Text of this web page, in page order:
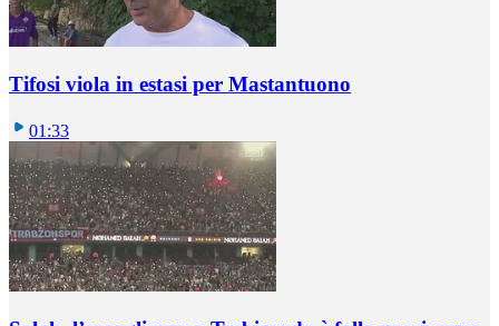
Tifosi viola in estasi per Mastantuono
01:33